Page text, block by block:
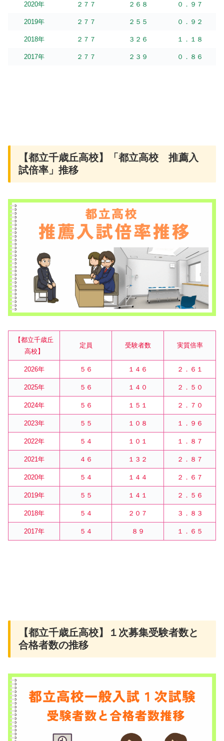
2020年 ２７７ ２６８ ０．９７
2019年 ２７７ ２５５ ０．９２
2018年 ２７７ ３２６ １．１８
2017年 ２７７ ２３９ ０．８６
【都立千歳丘高校】「都立高校 推薦入
試倍率」推移
【都立千歳丘
高校】
定員 受験者数 実質倍率
2026年 ５６ １４６ ２．６１
2025年 ５６ １４０ ２．５０
2024年 ５６ １５１ ２．７０
2023年 ５５ １０８ １．９６
2022年 ５４ １０１ １．８７
2021年 ４６ １３２ ２．８７
2020年 ５４ １４４ ２．６７
2019年 ５５ １４１ ２．５６
2018年 ５４ ２０７ ３．８３
2017年 ５４ ８９ １．６５
【都立千歳丘高校】１次募集受験者数と
合格者数の推移